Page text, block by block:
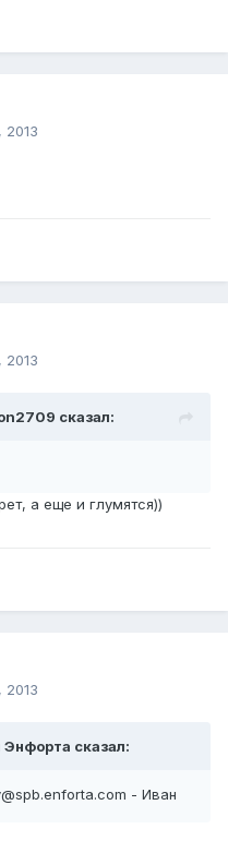
2013
2013
сказал:
а еще и глумятся))
2013
сказал:
- Иван